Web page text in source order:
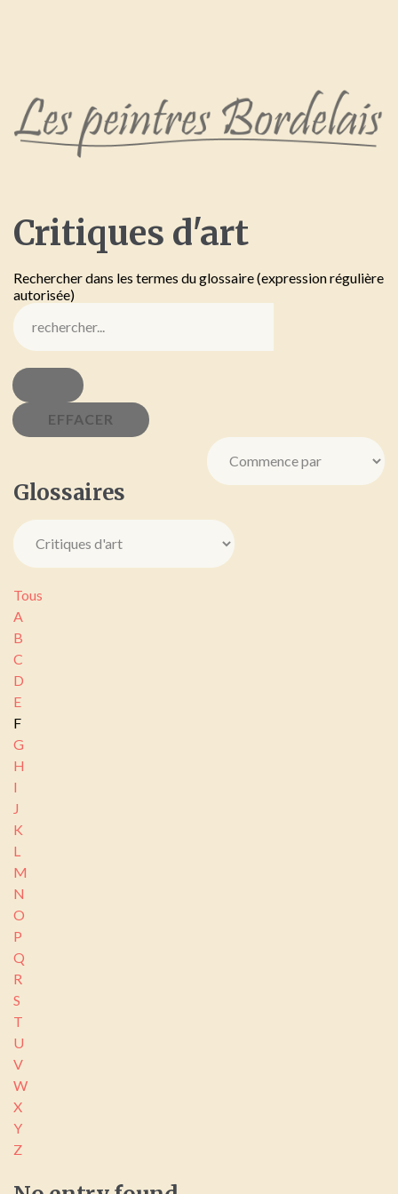
Critiques d'art
Rechercher dans les termes du glossaire (expression régulière
autorisée)
Glossaires
Tous
A
B
C
D
E
F
G
H
I
J
K
L
M
N
O
P
Q
R
S
T
U
V
W
X
Y
Z